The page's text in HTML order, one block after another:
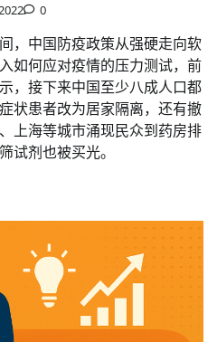
0
，中国防疫政策从强硬走向软
如何应对疫情的压力测试，前
，接下来中国至少八成人口都
状患者改为居家隔离，还有撤
上海等城市涌现民众到药房排
试剂也被买光。